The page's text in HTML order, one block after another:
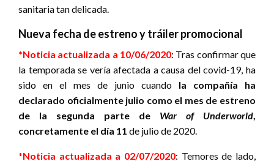
sanitaria tan delicada.
Nueva fecha de estreno y tráiler promocional
*Noticia actualizada a 10/06/2020: Tras confirmar que
la temporada se vería afectada a causa del covid-19, ha
sido en el mes de junio cuando la compañía ha
declarado oficialmente julio como el mes de estreno
de la segunda parte de War of Underworld,
concretamente el día 11 de julio de 2020.
*Noticia actualizada a 02/07/2020: Temores de lado,